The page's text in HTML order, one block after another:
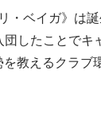
ベイガ》は
したことで
教えるクラブ